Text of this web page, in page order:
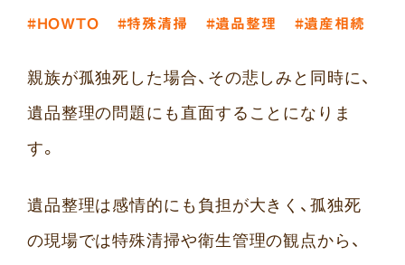
#HOWTO #特殊清掃 #遺品整理 #遺産相続
親族が孤独死した場合、その悲しみと同時に、
遺品整理の問題にも直面することになりま
す。
遺品整理は感情的にも負担が大きく、孤独死
の現場では特殊清掃や衛生管理の観点から、